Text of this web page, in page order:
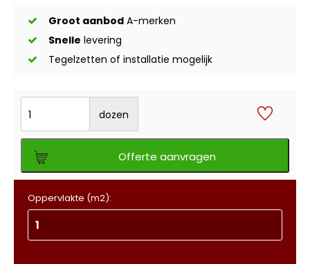
Groot aanbod A-merken
Snelle levering
Tegelzetten of installatie mogelijk
dozen
Offerte aanvragen
Oppervlakte (m2):